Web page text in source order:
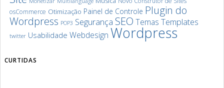
osCommerce Otimização Painel de Controle Plugin do
Wordpress POP3 Segurança SEO Temas Templates
twitter Usabilidade Webdesign Wordpress
CURTIDAS